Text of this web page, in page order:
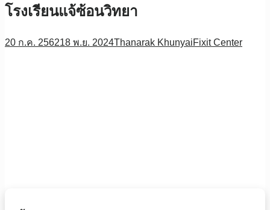
โรงเรียนแจ้ซ้อนวิทยา
20 ก.ค. 256218 พ.ย. 2024Thanarak KhunyaiFixit Center